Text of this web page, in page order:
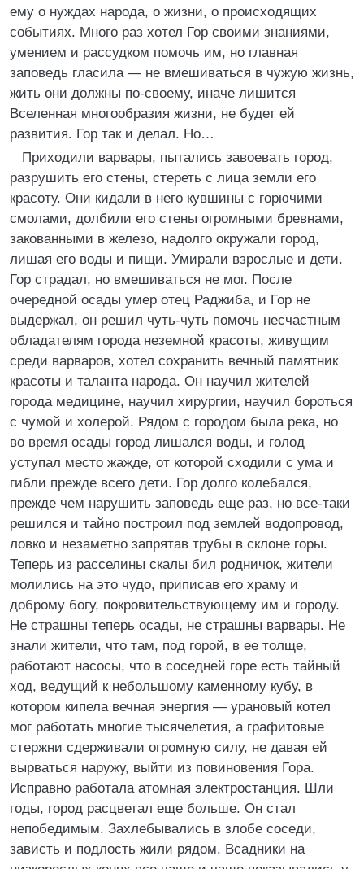
ему о нуждах народа, о жизни, о происходящих
событиях. Много раз хотел Гор своими знаниями,
умением и рассудком помочь им, но главная
заповедь гласила — не вмешиваться в чужую жизнь,
жить они должны по-своему, иначе лишится
Вселенная многообразия жизни, не будет ей
развития. Гор так и делал. Но…
Приходили варвары, пытались завоевать город,
разрушить его стены, стереть с лица земли его
красоту. Они кидали в него кувшины с горючими
смолами, долбили его стены огромными бревнами,
закованными в железо, надолго окружали город,
лишая его воды и пищи. Умирали взрослые и дети.
Гор страдал, но вмешиваться не мог. После
очередной осады умер отец Раджиба, и Гор не
выдержал, он решил чуть-чуть помочь несчастным
обладателям города неземной красоты, живущим
среди варваров, хотел сохранить вечный памятник
красоты и таланта народа. Он научил жителей
города медицине, научил хирургии, научил бороться
с чумой и холерой. Рядом с городом была река, но
во время осады город лишался воды, и голод
уступал место жажде, от которой сходили с ума и
гибли прежде всего дети. Гор долго колебался,
прежде чем нарушить заповедь еще раз, но все-таки
решился и тайно построил под землей водопровод,
ловко и незаметно запрятав трубы в склоне горы.
Теперь из расселины скалы бил родничок, жители
молились на это чудо, приписав его храму и
доброму богу, покровительствующему им и городу.
Не страшны теперь осады, не страшны варвары. Не
знали жители, что там, под горой, в ее толще,
работают насосы, что в соседней горе есть тайный
ход, ведущий к небольшому каменному кубу, в
котором кипела вечная энергия — урановый котел
мог работать многие тысячелетия, а графитовые
стержни сдерживали огромную силу, не давая ей
вырваться наружу, выйти из повиновения Гора.
Исправно работала атомная электростанция. Шли
годы, город расцветал еще больше. Он стал
непобедимым. Захлебывались в злобе соседи,
зависть и подлость жили рядом. Всадники на